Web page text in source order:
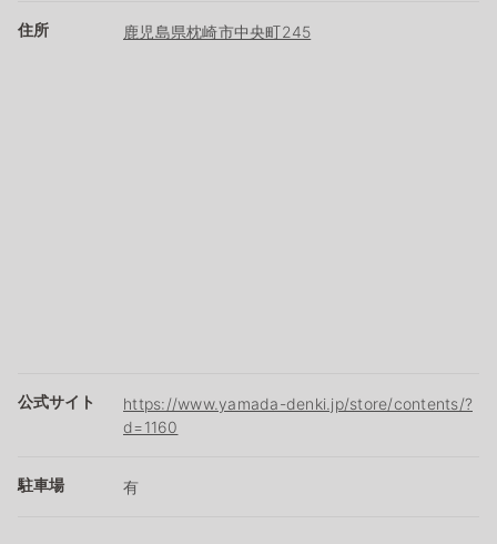
住所 鹿児島県枕崎市中央町245
公式サイト
https://www.yamada-denki.jp/store/contents/?
d=1160
駐車場 有